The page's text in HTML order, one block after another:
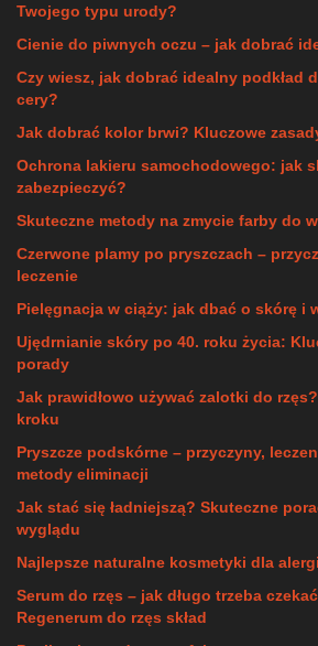
Twojego typu urody?
Cienie do piwnych oczu – jak dobrać
Czy wiesz, jak dobrać idealny podkład
cery?
Jak dobrać kolor brwi? Kluczowe
Ochrona lakieru samochodowego: jak
zabezpieczyć?
Skuteczne metody na zmycie farby do
Czerwone plamy po pryszczach –
leczenie
Pielęgnacja w ciąży: jak dbać o skórę i
Ujędrnianie skóry po 40. roku życia:
porady
Jak prawidłowo używać zalotki do
kroku
Pryszcze podskórne – przyczyny,
metody eliminacji
Jak stać się ładniejszą? Skuteczne
wyglądu
Najlepsze naturalne kosmetyki dla
Serum do rzęs – jak długo trzeba
Regenerum do rzęs skład